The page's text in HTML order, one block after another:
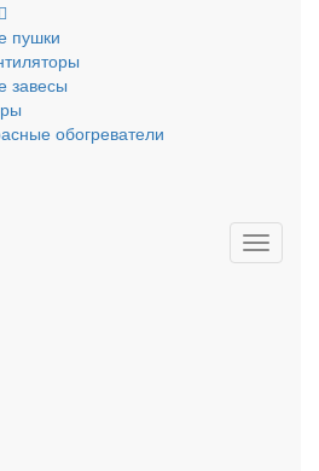
пушки
завесы
обогреватели